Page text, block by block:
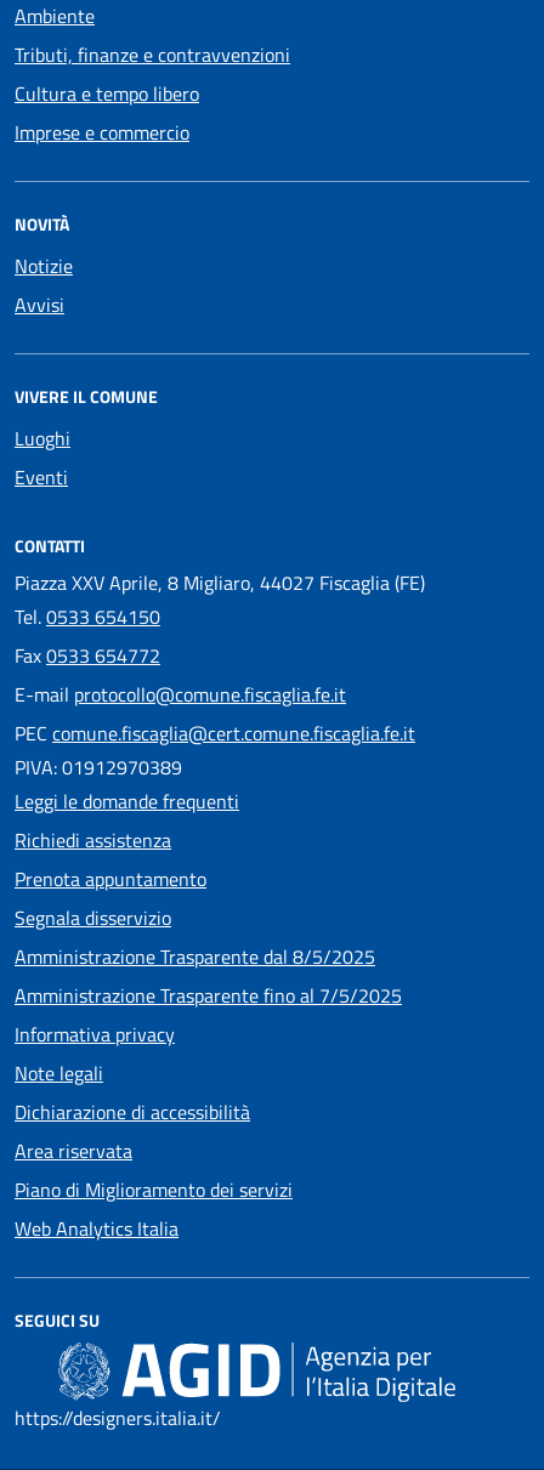
Ambiente
Tributi, finanze e contravvenzioni
Cultura e tempo libero
Imprese e commercio
NOVITÀ
Notizie
Avvisi
VIVERE IL COMUNE
Luoghi
Eventi
CONTATTI
Piazza XXV Aprile, 8 Migliaro, 44027 Fiscaglia (FE)
Tel.0533 654150
Fax0533 654772
E-mail protocollo@comune.fiscaglia.fe.it
PEC comune.fiscaglia@cert.comune.fiscaglia.fe.it
PIVA: 01912970389
Leggi le domande frequenti
Richiedi assistenza
Prenota appuntamento
Segnala disservizio
Amministrazione Trasparente dal 8/5/2025
Amministrazione Trasparente fino al 7/5/2025
Informativa privacy
Note legali
Dichiarazione di accessibilità
Area riservata
Piano di Miglioramento dei servizi
Web Analytics Italia
SEGUICI SU
https://designers.italia.it/